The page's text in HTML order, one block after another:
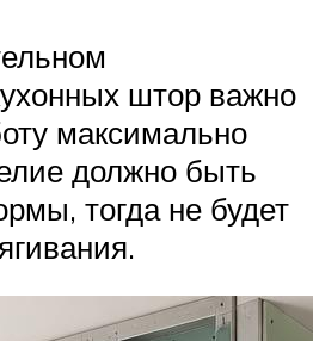
штор важно
максимально
должно быть
тогда не будет